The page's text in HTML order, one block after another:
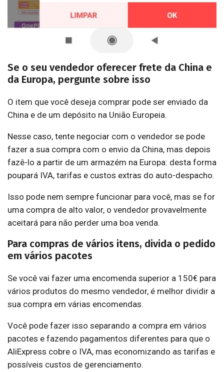
Se o seu vendedor oferecer frete da China e
da Europa, pergunte sobre isso
O item que você deseja comprar pode ser enviado da
China e de um depósito na União Europeia.
Nesse caso, tente negociar com o vendedor se pode
fazer a sua compra com o envio da China, mas depois
fazê-lo a partir de um armazém na Europa: desta forma
poupará IVA, tarifas e custos extras do auto-despacho.
Isso pode nem sempre funcionar para você, mas se for
uma compra de alto valor, o vendedor provavelmente
aceitará para não perder uma boa venda.
Para compras de vários itens, divida o pedido
em vários pacotes
Se você vai fazer uma encomenda superior a 150€ para
vários produtos do mesmo vendedor, é melhor dividir a
sua compra em várias encomendas.
Você pode fazer isso separando a compra em vários
pacotes e fazendo pagamentos diferentes para que o
AliExpress cobre o IVA, mas economizando as tarifas e
possíveis custos de gerenciamento.